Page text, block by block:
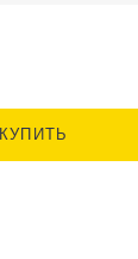
КУПИТЬ